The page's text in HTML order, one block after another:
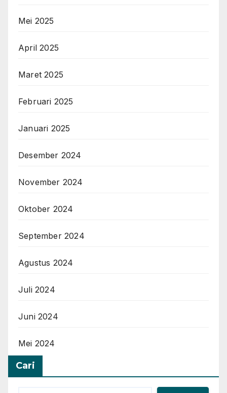
Mei 2025
April 2025
Maret 2025
Februari 2025
Januari 2025
Desember 2024
November 2024
Oktober 2024
September 2024
Agustus 2024
Juli 2024
Juni 2024
Mei 2024
Cari